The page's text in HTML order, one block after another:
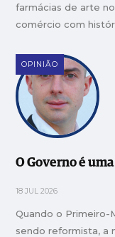
farmácias de arte
comércio com
OPINIÃO
O Governo é
18 JUL 2026
Quando o Primeiro-
sendo reformista, a